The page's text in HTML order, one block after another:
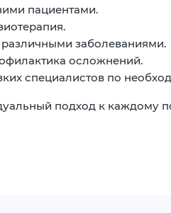
пациентами.
заболеваниями.
осложнений.
специалистов по
подход к каждому